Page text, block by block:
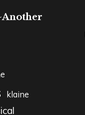
klaine